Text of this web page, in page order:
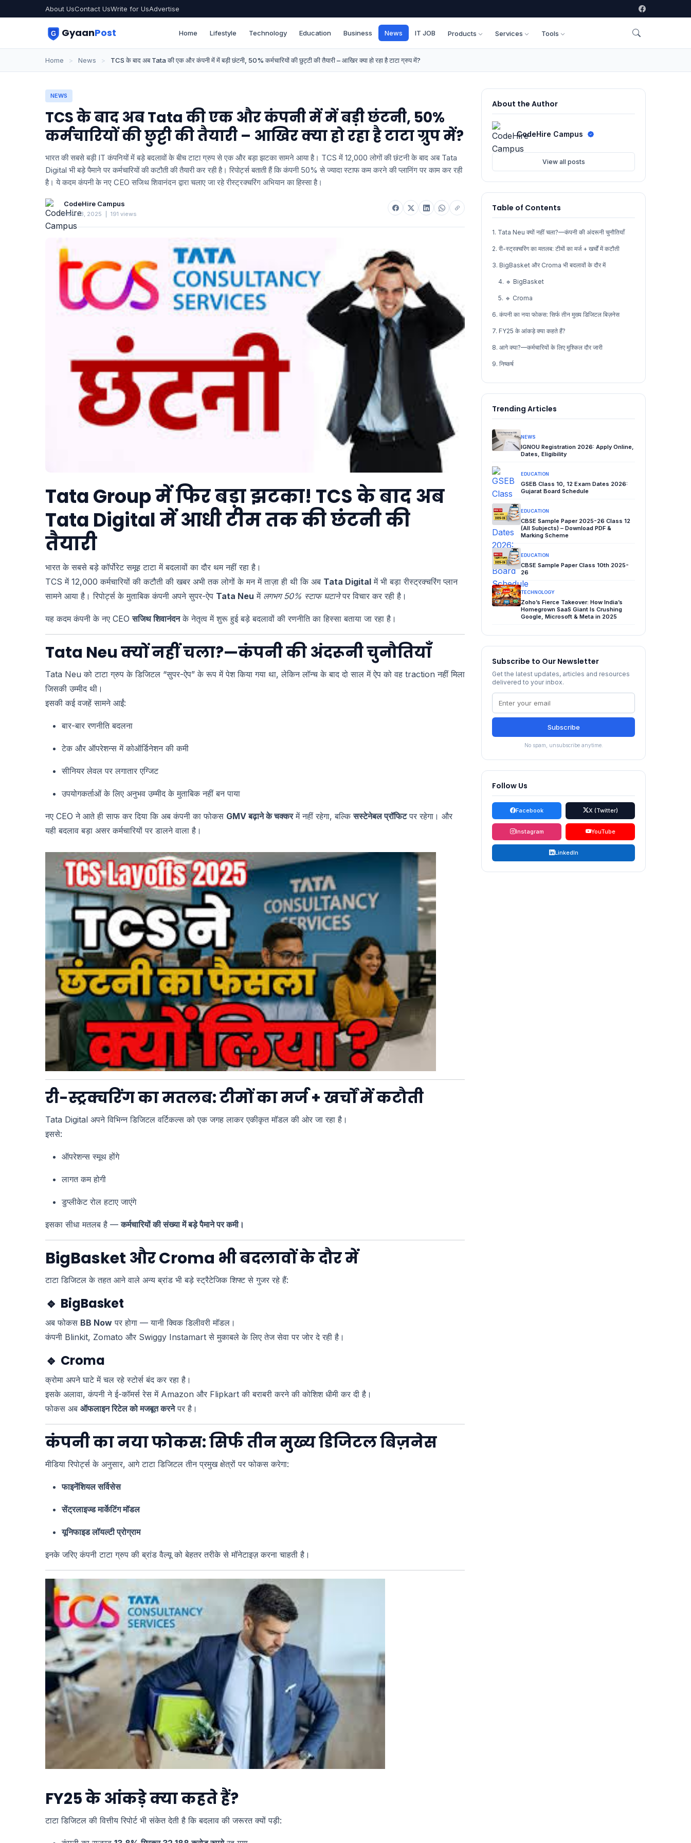
About UsContact UsWrite for UsAdvertise
GyaanPost Home Lifestyle Technology Education Business News IT JOB Products Services Tools
Home > News > TCS के बाद अब Tata की एक और कंपनी में में बड़ी छंटनी, 50% कर्मचारियों की छुट्टी की तैयारी – आखिर क्या हो रहा है टाटा ग्रुप में?
NEWS
TCS के बाद अब Tata की एक और कंपनी में में बड़ी छंटनी, 50%
कर्मचारियों की छुट्टी की तैयारी – आखिर क्या हो रहा है टाटा ग्रुप में?
भारत की सबसे बड़ी IT कंपनियों में बड़े बदलावों के बीच टाटा ग्रुप से एक और बड़ा झटका सामने आया है। TCS में 12,000 लोगों की छंटनी के बाद अब Tata
Digital भी बड़े पैमाने पर कर्मचारियों की कटौती की तैयारी कर रही है। रिपोर्ट्स बताती हैं कि कंपनी 50% से ज्यादा स्टाफ कम करने की प्लानिंग पर काम कर रही
है। ये कदम कंपनी के नए CEO सज‍िथ शिवानंदन द्वारा चलाए जा रहे रीस्ट्रक्चरिंग अभियान का हिस्सा है।
CodeHire Campus
Nov 23, 2025 191 views
Tata Group में फिर बड़ा झटका! TCS के बाद अब
Tata Digital में आधी टीम तक की छंटनी की
तैयारी
भारत के सबसे बड़े कॉर्पोरेट समूह टाटा में बदलावों का दौर थम नहीं रहा है।
TCS में 12,000 कर्मचारियों की कटौती की खबर अभी तक लोगों के मन में ताज़ा ही थी कि अब Tata Digital में भी बड़ा रीस्ट्रक्चरिंग प्लान
सामने आया है। रिपोर्ट्स के मुताबिक कंपनी अपने सुपर-ऐप Tata Neu में लगभग 50% स्टाफ घटानेपर विचार कर रही है।
यह कदम कंपनी के नए CEOसज‍िथ शिवानंदनके नेतृत्व में शुरू हुई बड़े बदलावों की रणनीति का हिस्सा बताया जा रहा है।
Tata Neu क्यों नहीं चला?—कंपनी की अंदरूनी चुनौतियाँ
Tata Neu को टाटा ग्रुप के डिजिटल “सुपर-ऐप” के रूप में पेश किया गया था, लेकिन लॉन्च के बाद दो साल में ऐप को वह traction नहीं मिला
जिसकी उम्मीद थी।
इसकी कई वजहें सामने आईं:
बार-बार रणनीति बदलना
टेक और ऑपरेशन्स में कोऑर्डिनेशन की कमी
सीनियर लेवल पर लगातार एग्जिट
उपयोगकर्ताओं के लिए अनुभव उम्मीद के मुताबिक नहीं बन पाया
नए CEO ने आते ही साफ कर दिया कि अब कंपनी का फोकस GMV बढ़ाने के चक्करमें नहीं रहेगा, बल्किसस्टेनेबल प्रॉफिटपर रहेगा। और
यही बदलाव बड़ा असर कर्मचारियों पर डालने वाला है।
री-स्ट्रक्चरिंग का मतलब: टीमों का मर्ज + खर्चों में कटौती
Tata Digital अपने विभिन्न डिजिटल वर्टिकल्स को एक जगह लाकर एकीकृत मॉडल की ओर जा रहा है।
इससे:
ऑपरेशन्स स्मूथ होंगे
लागत कम होगी
डुप्लीकेट रोल हटाए जाएंगे
इसका सीधा मतलब है —कर्मचारियों की संख्या में बड़े पैमाने पर कमी।
BigBasket और Croma भी बदलावों के दौर में
टाटा डिजिटल के तहत आने वाले अन्य ब्रांड भी बड़े स्ट्रैटेजिक शिफ्ट से गुजर रहे हैं:
🔹 BigBasket
अब फोकस BB Now पर होगा — यानी क्विक डिलीवरी मॉडल।
कंपनी Blinkit, Zomato और Swiggy Instamart से मुकाबले के लिए तेज सेवा पर जोर दे रही है।
🔹 Croma
क्रोमा अपने घाटे में चल रहे स्टोर्स बंद कर रहा है।
इसके अलावा, कंपनी ने ई-कॉमर्स रेस में Amazon और Flipkart की बराबरी करने की कोशिश धीमी कर दी है।
फोकस अब ऑफलाइन रिटेल को मजबूत करनेपर है।
कंपनी का नया फोकस: सिर्फ तीन मुख्य डिजिटल बिज़नेस
मीडिया रिपोर्ट्स के अनुसार, आगे टाटा डिजिटल तीन प्रमुख क्षेत्रों पर फोकस करेगा:
फाइनेंशियल सर्विसेस
सेंट्रलाइज्ड मार्केटिंग मॉडल
यूनिफाइड लॉयल्टी प्रोग्राम
इनके जरिए कंपनी टाटा ग्रुप की ब्रांड वैल्यू को बेहतर तरीके से मॉनेटाइज़ करना चाहती है।
FY25 के आंकड़े क्या कहते हैं?
टाटा डिजिटल की वित्तीय रिपोर्ट भी संकेत देती है कि बदलाव की जरूरत क्यों पड़ी:
About the Author
CodeHire Campus
View all posts
Table of Contents
1. Tata Neu क्यों नहीं चला?—कंपनी की अंदरूनी चुनौतियाँ
2. री-स्ट्रक्चरिंग का मतलब: टीमों का मर्ज + खर्चों में कटौती
3. BigBasket और Croma भी बदलावों के दौर में
4. 🔹 BigBasket
5. 🔹 Croma
6. कंपनी का नया फोकस: सिर्फ तीन मुख्य डिजिटल बिज़नेस
7. FY25 के आंकड़े क्या कहते हैं?
8. आगे क्या?—कर्मचारियों के लिए मुश्किल दौर जारी
9. निष्कर्ष
Trending Articles
NEWS
IGNOU Registration 2026: Apply Online,
Dates, Eligibility
EDUCATION
GSEB Class 10, 12 Exam Dates 2026:
Gujarat Board Schedule
EDUCATION
CBSE Sample Paper 2025-26 Class 12
(All Subjects) – Download PDF &
Marking Scheme
EDUCATION
CBSE Sample Paper Class 10th 2025-
26
TECHNOLOGY
Zoho’s Fierce Takeover: How India’s
Homegrown SaaS Giant Is Crushing
Google, Microsoft & Meta in 2025
Subscribe to Our Newsletter
Get the latest updates, articles and resources
delivered to your inbox.
Subscribe
No spam, unsubscribe anytime.
Follow Us
Facebook X (Twitter)
Instagram YouTube
LinkedIn